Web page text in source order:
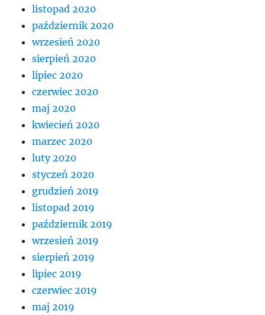
listopad 2020
październik 2020
wrzesień 2020
sierpień 2020
lipiec 2020
czerwiec 2020
maj 2020
kwiecień 2020
marzec 2020
luty 2020
styczeń 2020
grudzień 2019
listopad 2019
październik 2019
wrzesień 2019
sierpień 2019
lipiec 2019
czerwiec 2019
maj 2019